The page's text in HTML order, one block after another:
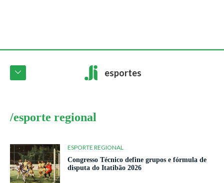
esportes
/esporte regional
ESPORTE REGIONAL
Congresso Técnico define grupos e fórmula de
disputa do Itatibão 2026